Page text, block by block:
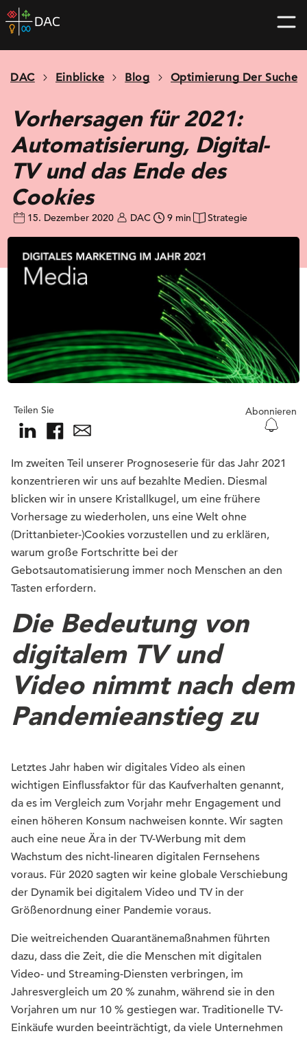
Skip
to
home
DAC Einblicke Blog Optimierung Der Suche
Vorhersagen für 2021:
Automatisierung, Digital-
TV und das Ende des
Cookies
15. Dezember 2020 DAC 9 min Strategie
Teilen Sie Abonnieren
Im zweiten Teil unserer Prognoseserie für das Jahr 2021
konzentrieren wir uns auf bezahlte Medien. Diesmal
blicken wir in unsere Kristallkugel, um eine frühere
Vorhersage zu wiederholen, uns eine Welt ohne
(Drittanbieter-)Cookies vorzustellen und zu erklären,
warum große Fortschritte bei der
Gebotsautomatisierung immer noch Menschen an den
Tasten erfordern.
Die Bedeutung von
digitalem TV und
Video nimmt nach dem
Pandemieanstieg zu
Letztes Jahr haben wir digitales Video als einen
wichtigen Einflussfaktor für das Kaufverhalten genannt,
da es im Vergleich zum Vorjahr mehr Engagement und
einen höheren Konsum nachweisen konnte. Wir sagten
auch eine neue Ära in der TV-Werbung mit dem
Wachstum des nicht-linearen digitalen Fernsehens
voraus. Für 2020 sagten wir keine globale Verschiebung
der Dynamik bei digitalem Video und TV in der
Größenordnung einer Pandemie voraus.
Die weitreichenden Quarantänemaßnahmen führten
dazu, dass die Zeit, die die Menschen mit digitalen
Video- und Streaming-Diensten verbringen, im
Jahresvergleich um 20 % zunahm, während sie in den
Vorjahren um nur 10 % gestiegen war. Traditionelle TV-
Einkäufe wurden beeinträchtigt, da viele Unternehmen